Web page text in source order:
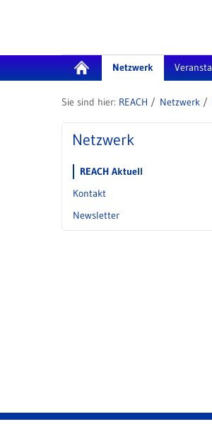
Netzwerk
REACH Netzwerk
Netzwerk
REACH Aktuell
Kontakt
Newsletter